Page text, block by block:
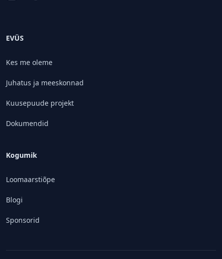
EVÜS
Kes me oleme
Juhatus ja meeskonnad
Kuusepuude projekt
Dokumendid
Kogumik
Loomaarstiõpe
Blogi
Sponsorid